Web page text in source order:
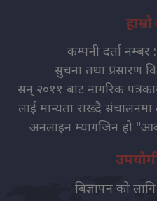
कम्पनी दर्ता
सुचना तथा प्रसारण
सन् २०११ बाट नागरिक
लाई मान्यता राख्दै
अनलाइन म्यागजिन हो
बिज्ञापन को लागि